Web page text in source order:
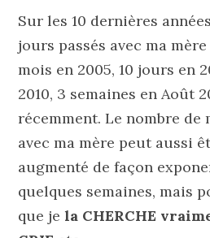
Sur les 10 dernières
jours passés avec ma mère
mois en 2005, 10 jours en
2010, 3 semaines en Août
récemment. Le nombre de
avec ma mère peut aussi
augmenté de façon
quelques semaines, mais
que jela CHERCHE